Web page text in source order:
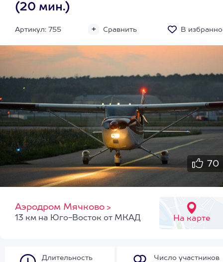
(20 мин.)
Артикул: 755 Сравнить В
70
Аэродром Мячково >
На карте
13 км на Юго-Восток от МКАД
Длительность
Число участников